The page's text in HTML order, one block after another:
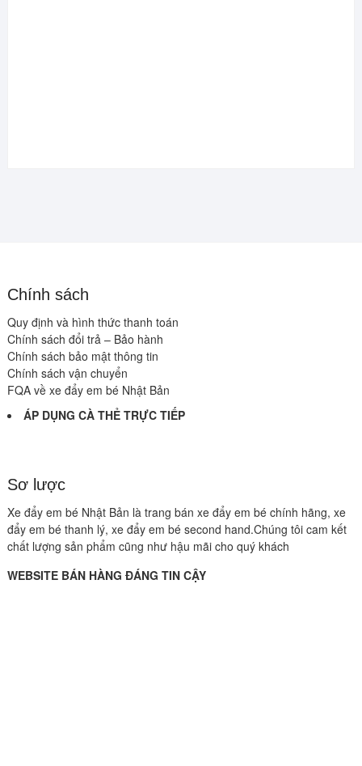
Chính sách
Quy định và hình thức thanh toán
Chính sách đổi trả – Bảo hành
Chính sách bảo mật thông tin
Chính sách vận chuyển
FQA về xe đẩy em bé Nhật Bản
ÁP DỤNG CÀ THẺ TRỰC TIẾP
Sơ lược
Xe đẩy em bé Nhật Bản là trang bán xe đẩy em bé chính hãng, xe
đẩy em bé thanh lý, xe đẩy em bé second hand.Chúng tôi cam kết
chất lượng sản phẩm cũng như hậu mãi cho quý khách
WEBSITE BÁN HÀNG ĐÁNG TIN CẬY